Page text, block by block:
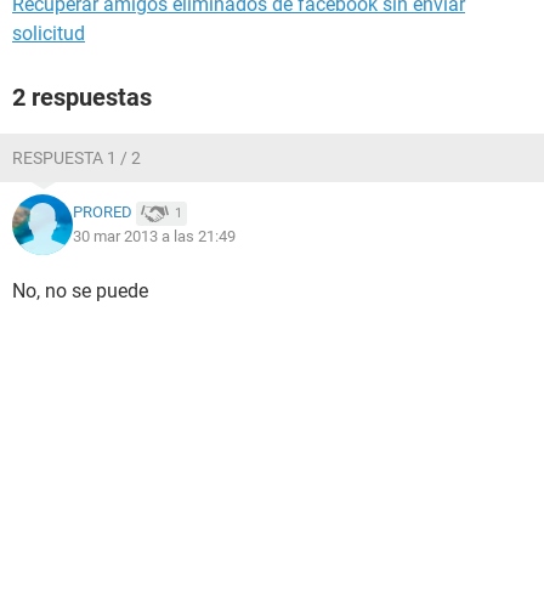
solicitud
2 respuestas
RESPUESTA 1 / 2
PRORED 1
30 mar 2013 a las 21:49
No, no se puede